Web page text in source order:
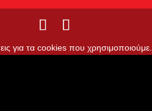
για τα cookies που χρησιμοποιούμε.